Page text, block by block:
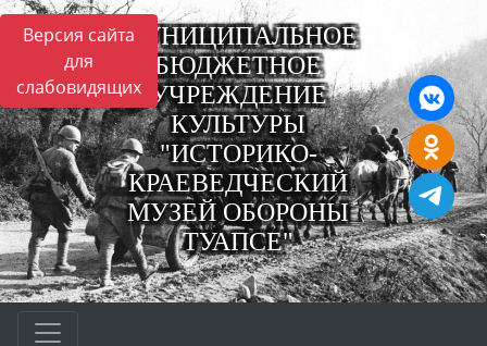
Версия сайта
для
слабовидящих
МУНИЦИПАЛЬНОЕ
БЮДЖЕТНОЕ
УЧРЕЖДЕНИЕ
КУЛЬТУРЫ
"ИСТОРИКО-
КРАЕВЕДЧЕСКИЙ
МУЗЕЙ ОБОРОНЫ
ТУАПСЕ"